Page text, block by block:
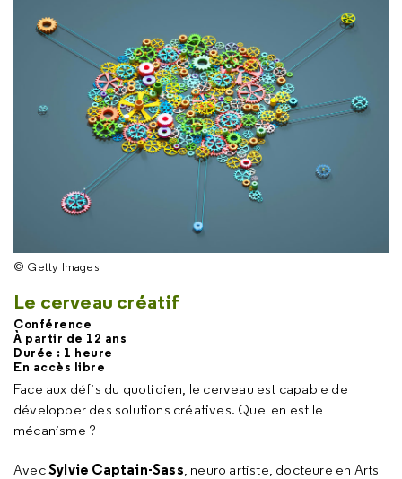
© Getty Images
Le cerveau créatif
Conférence
À partir de 12 ans
Durée : 1 heure
En accès libre
Face aux défis du quotidien, le cerveau est capable de
développer des solutions créatives. Quel en est le
mécanisme ?
AvecSylvie Captain-Sass , neuro artiste, docteure en Arts